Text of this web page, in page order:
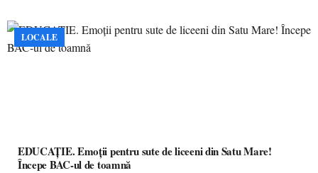
LOCALE
EDUCAȚIE. Emoții pentru sute de liceeni din Satu Mare!
Începe BAC-ul de toamnă